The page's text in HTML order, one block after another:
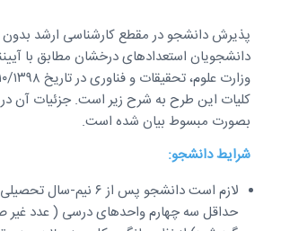
پذیرش دانشجو در مقطع کارشناسی ارشد بدون
دانشجویان استعدادهای درخشان مطابق با
کلیات این طرح به شرح زیر است. جزئیات آن
بصورت مبسوط بیان شده است.
شرایط دانشجو:
لازم است دانشجو پس از ۶ نیم-
حداقل سه چهارم واحدهای درسی ( عدد غیر